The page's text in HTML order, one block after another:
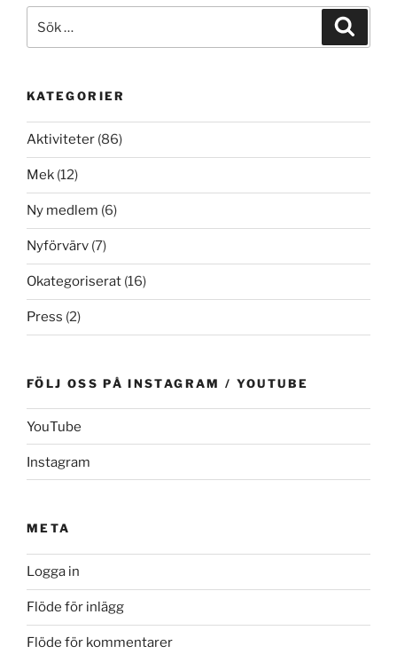
efter:
KATEGORIER
Aktiviteter (86)
Mek (12)
Ny medlem (6)
Nyförvärv (7)
Okategoriserat (16)
Press (2)
FÖLJ OSS PÅ INSTAGRAM / YOUTUBE
YouTube
Instagram
META
Logga in
Flöde för inlägg
Flöde för kommentarer